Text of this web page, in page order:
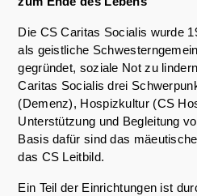
Die CS Caritas Socialis wurde
als geistliche
gegründet, soziale Not zu
Caritas Socialis drei
(Demenz), Hospizkultur (CS
Unterstützung und Begleitung
Basis dafür sind das
das CS Leitbild.
Ein Teil der Einrichtungen ist